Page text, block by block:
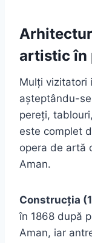
artistic în
Mulți vizitatori
așteptându-
pereți,
este complet
opera de artă
Aman.
Construcția
în 1868 după
Aman, iar